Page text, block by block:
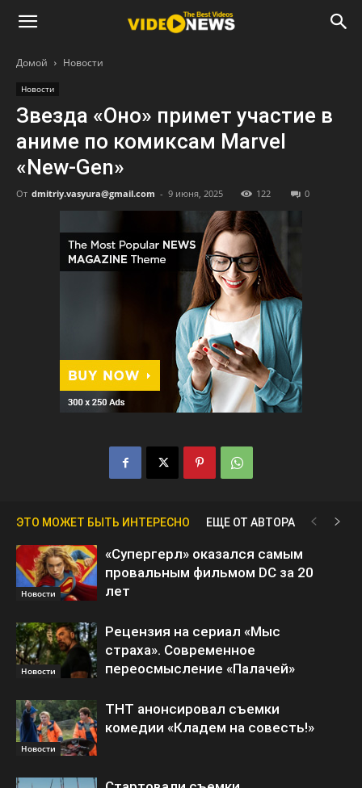
Домой Новости
Новости
Звезда «Оно» примет участие в
аниме по комиксам Marvel
«New-Gen»
От dmitriy.vasyura@gmail.com - 9 июня, 2025 122 0
ЭТО МОЖЕТ БЫТЬ ИНТЕРЕСНО ЕЩЕ ОТ АВТОРА
Новости
«Супергерл» оказался самым
провальным фильмом DC за 20
лет
Новости
Рецензия на сериал «Мыс
страха». Современное
переосмысление «Палачей»
Новости
ТНТ анонсировал съемки
комедии «Кладем на совесть!»